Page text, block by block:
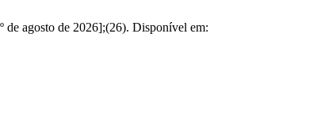
de agosto de 2026];(26). Disponível em: